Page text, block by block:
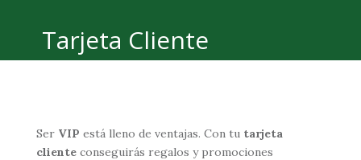
Tarjeta Cliente
Ser VIP está lleno de ventajas. Con tu tarjeta
clienteconseguirás regalos y promociones